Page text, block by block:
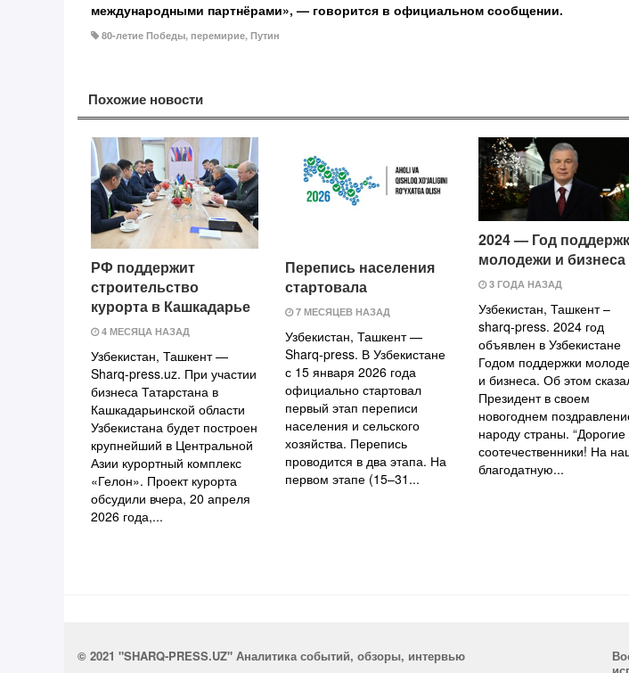
международными партнёрами», — говорится в официальном сообщении.
80-летие Победы, перемирие, Путин
Похожие новости
РФ поддержит
строительство
курорта в Кашкадарье
4 МЕСЯЦА НАЗАД
Узбекистан, Ташкент —
Sharq-press.uz. При участии
бизнеса Татарстана в
Кашкадарьинской области
Узбекистана будет построен
крупнейший в Центральной
Азии курортный комплекс
«Гелон». Проект курорта
обсудили вчера, 20 апреля
2026 года,...
Перепись населения
стартовала
7 МЕСЯЦЕВ НАЗАД
Узбекистан, Ташкент —
Sharq-press. В Узбекистане
с 15 января 2026 года
официально стартовал
первый этап переписи
населения и сельского
хозяйства. Перепись
проводится в два этапа. На
первом этапе (15–31...
2024 — Год
молодежи и бизнеса
3 ГОДА НАЗАД
Узбекистан, Ташкент –
sharq-press. 2024 год
объявлен в Узбекистане
Годом поддержки
и бизнеса. Об этом
Президент в своем
новогоднем
народу страны. “Дорогие
соотечественники! На
благодатную...
© 2021 "SHARQ-PRESS.UZ" Аналитика событий, обзоры, интервью